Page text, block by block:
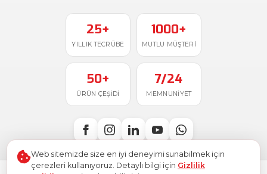
25+
YILLIK TECRÜBE
1000+
MUTLU MÜŞTERI
50+
ÜRÜN ÇEŞIDI
7/24
MEMNUNIYET
Web sitemizde size en iyi deneyimi sunabilmek için
çerezleri kullanıyoruz. Detaylı bilgi için Gizlilik